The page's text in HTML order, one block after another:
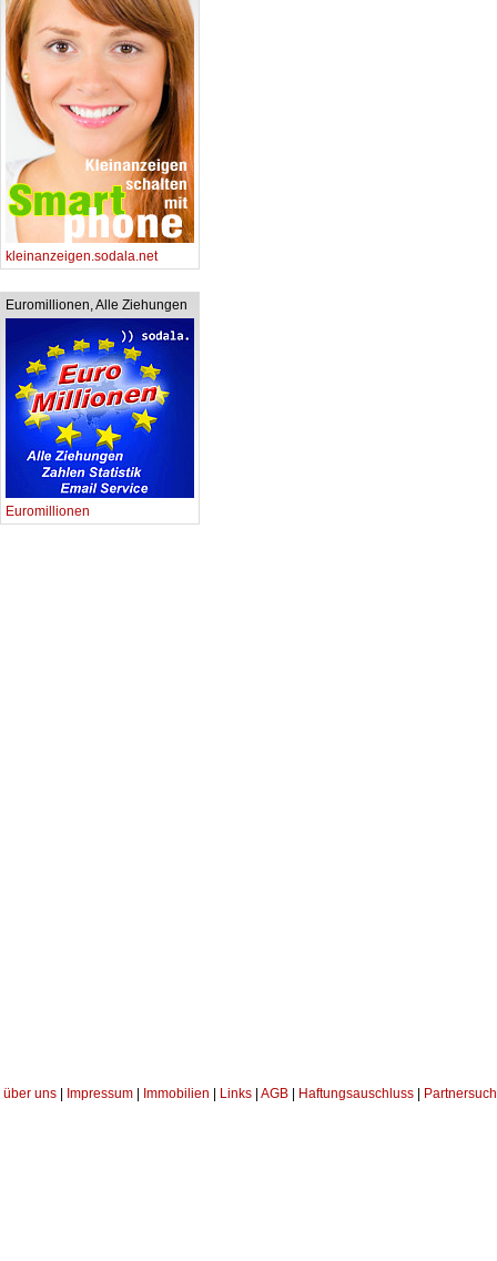
kleinanzeigen.sodala.net
Euromillionen, Alle Ziehungen
Euromillionen
über uns Impressum Immobilien Links AGB Haftungsauschluss